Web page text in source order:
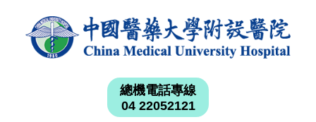
總機電話專線
04 22052121